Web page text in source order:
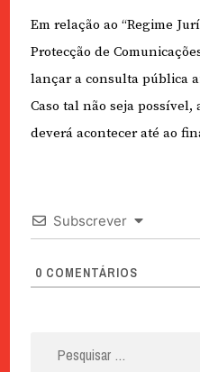
Em relação ao “Regime
Protecção de
lançar a consulta pública
Caso tal não seja possível,
deverá acontecer até ao
Subscrever
0 COMENTÁRIOS